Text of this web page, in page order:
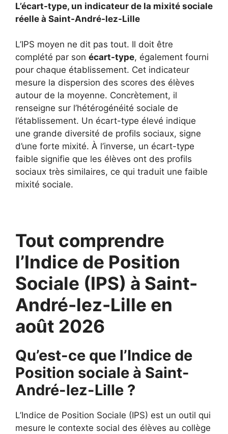
L’écart-type, un indicateur de la mixité sociale
réelle à Saint-André-lez-Lille
L’IPS moyen ne dit pas tout. Il doit être
complété par son écart-type, également fourni
pour chaque établissement. Cet indicateur
mesure la dispersion des scores des élèves
autour de la moyenne. Concrètement, il
renseigne sur l’hétérogénéité sociale de
l’établissement. Un écart-type élevé indique
une grande diversité de profils sociaux, signe
d’une forte mixité. À l’inverse, un écart-type
faible signifie que les élèves ont des profils
sociaux très similaires, ce qui traduit une faible
mixité sociale.
Tout comprendre
l’Indice de Position
Sociale (IPS) à Saint-
André-lez-Lille en
août 2026
Qu’est-ce que l’Indice de
Position sociale à Saint-
André-lez-Lille ?
L’Indice de Position Sociale (IPS) est un outil qui
mesure le contexte social des élèves au collège